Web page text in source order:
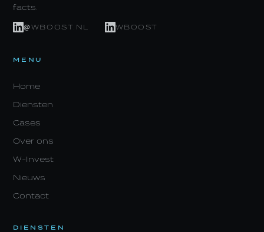
facts.
@WBOOST.NL WBOOST
MENU
Home
Diensten
Cases
Over ons
W-Invest
Nieuws
Contact
DIENSTEN